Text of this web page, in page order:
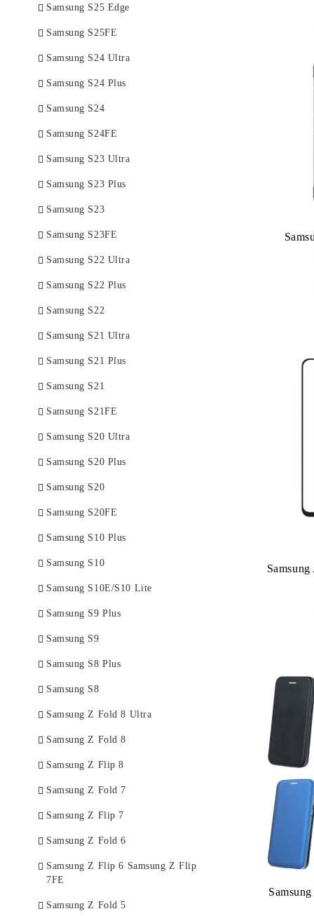
ПИСАЛКИ
Стъкла за камера
батерии
дисплеи
батерии
Стъкла за камера
HTC
букси,блок зареждане
Lenovo
батерии
ЛЕПИЛО ЗА ТЪЧ ДИСПЛЕЙ
Realme
дисплеи
Стъкла за камера
букси,блок зареждане
Samsung S25 Edge
Samsung S25FE
Samsung S24 Ultra
Samsung S24 Plus
Samsung S24
Samsung S24FE
Samsung S23 Ultra
Samsung S23 Plus
Samsung S23
Samsung S23FE
Samsung S22 Ultra
Samsung S22 Plus
Samsung S22
Samsung S21 Ultra
Samsung S21 Plus
Samsung S21
Samsung S21FE
Samsung S20 Ultra
Samsung S20 Plus
Samsung S20
Samsung S20FE
Samsung S10 Plus
Samsung S10
Samsung S10E/S10 Lite
Samsung S9 Plus
Samsung S9
Samsung S8 Plus
Samsung S8
Samsung Z Fold 8 Ultra
Samsung Z Fold 8
Samsung Z Flip 8
Samsung Z Fold 7
Samsung Z Flip 7
Samsung Z Fold 6
Samsung Z Flip 6 Samsung Z Flip
7FE
Samsung Z Fold 5